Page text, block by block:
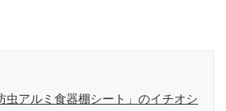
虫アルミ食器棚シート」のイチオシ